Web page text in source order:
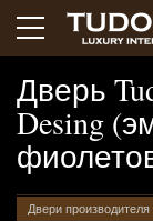
Дверь
Desing
Двери производителя